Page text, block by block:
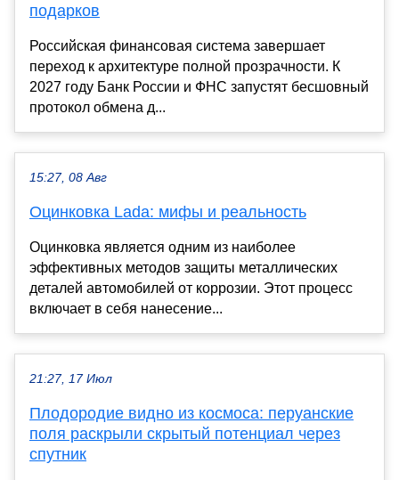
подарков
Российская финансовая система завершает
переход к архитектуре полной прозрачности. К
2027 году Банк России и ФНС запустят бесшовный
протокол обмена д...
15:27, 08 Авг
Оцинковка Lada: мифы и реальность
Оцинковка является одним из наиболее
эффективных методов защиты металлических
деталей автомобилей от коррозии. Этот процесс
включает в себя нанесение...
21:27, 17 Июл
Плодородие видно из космоса: перуанские
поля раскрыли скрытый потенциал через
спутник